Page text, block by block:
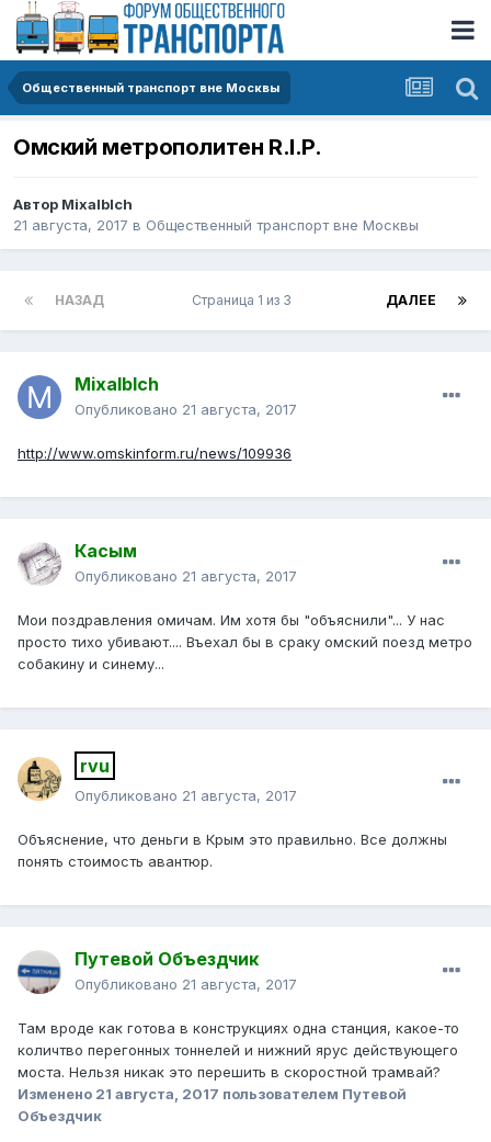
Общественный транспорт вне Москвы
Омский метрополитен R.I.P.
Автор Mixalblch
21 августа, 2017 в Общественный транспорт вне Москвы
НАЗАД ДАЛЕЕ
Страница 1 из 3
Mixalblch
Опубликовано 21 августа, 2017
http://www.omskinform.ru/news/109936
Касым
Опубликовано 21 августа, 2017
Мои поздравления омичам. Им хотя бы "объяснили"... У нас
просто тихо убивают.... Въехал бы в сраку омский поезд метро
собакину и синему...
rvu
Опубликовано 21 августа, 2017
Объяснение, что деньги в Крым это правильно. Все должны
понять стоимость авантюр.
Путевой Объездчик
Опубликовано 21 августа, 2017
Там вроде как готова в конструкциях одна станция, какое-то
количтво перегонных тоннелей и нижний ярус действующего
моста. Нельзя никак это перешить в скоростной трамвай?
Изменено 21 августа, 2017 пользователем Путевой
Объездчик